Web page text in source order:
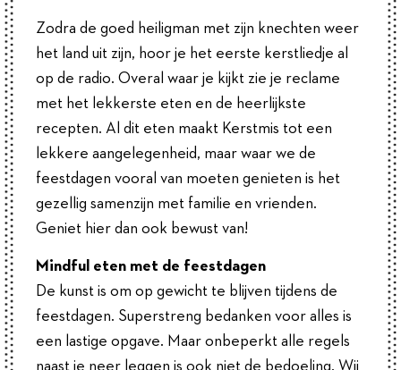
Zodra de goed heiligman met zijn knechten weer
het land uit zijn, hoor je het eerste kerstliedje al
op de radio. Overal waar je kijkt zie je reclame
met het lekkerste eten en de heerlijkste
recepten. Al dit eten maakt Kerstmis tot een
lekkere aangelegenheid, maar waar we de
feestdagen vooral van moeten genieten is het
gezellig samenzijn met familie en vrienden.
Geniet hier dan ook bewust van!
Mindful eten met de feestdagen
De kunst is om op gewicht te blijven tijdens de
feestdagen. Superstreng bedanken voor alles is
een lastige opgave. Maar onbeperkt alle regels
naast je neer leggen is ook niet de bedoeling. Wij